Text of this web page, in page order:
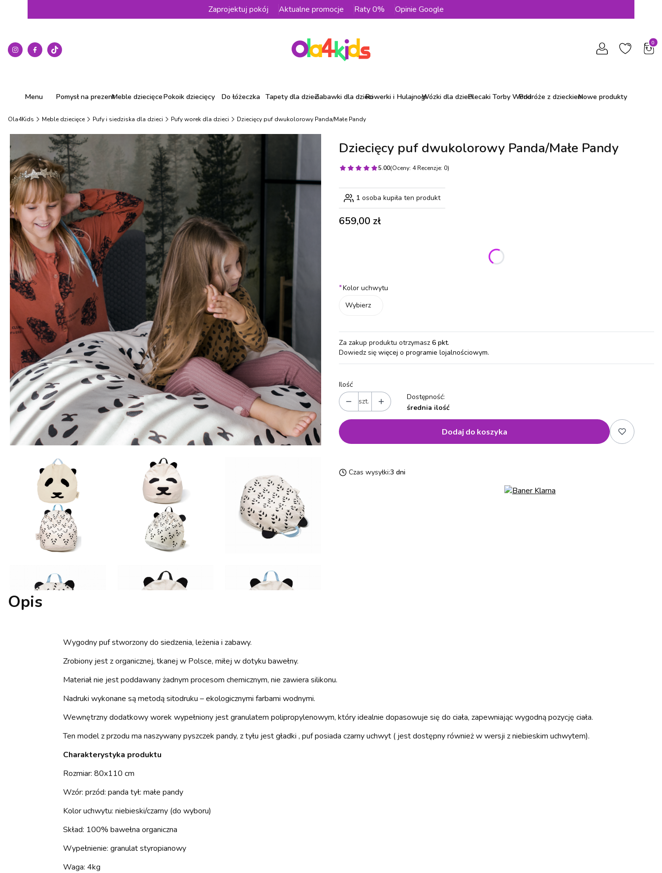
Zaprojektuj pokój Aktualne promocje Raty 0% Opinie Google
Menu Pomysł na prezentMeble dziecięcePokoik dziecięcy Do łóżeczka Tapety dla dzieciZabawki dla dzieciRowerki i HulajnogiWózki dla dzieciPlecaki Torby WorkiPodróże z dzieckiemNowe produkty
Ola4Kids Meble dziecięce Pufy i siedziska dla dzieci Pufy worek dla dzieci Dziecięcy puf dwukolorowy Panda/Małe Pandy
Dziecięcy puf dwukolorowy Panda/Małe Pandy
5.00(Oceny: 4 Recenzje: 0)
1 osoba kupiła ten produkt
Cena
659,00 zł
*Kolor uchwytu
Wybierz
Za zakup produktu otrzymasz 6 pkt.
Dowiedz się więcej o programie lojalnościowym.
Ilość
szt.
Dostępność:
średnia ilość
Dodaj do koszyka
Czas wysyłki:3 dni
Opis
Wygodny puf stworzony do siedzenia, leżenia i zabawy.
Zrobiony jest z organicznej, tkanej w Polsce, miłej w dotyku bawełny.
Materiał nie jest poddawany żadnym procesom chemicznym, nie zawiera silikonu.
Nadruki wykonane są metodą sitodruku – ekologicznymi farbami wodnymi.
Wewnętrzny dodatkowy worek wypełniony jest granulatem polipropylenowym, który idealnie dopasowuje się do ciała, zapewniając wygodną pozycję ciała.
Ten model z przodu ma naszywany pyszczek pandy, z tyłu jest gładki , puf posiada czarny uchwyt ( jest dostępny również w wersji z niebieskim uchwytem).
Charakterystyka produktu
Rozmiar: 80x110 cm
Wzór: przód: panda tył: małe pandy
Kolor uchwytu: niebieski/czarny (do wyboru)
Skład: 100% bawełna organiczna
Wypełnienie: granulat styropianowy
Waga: 4kg